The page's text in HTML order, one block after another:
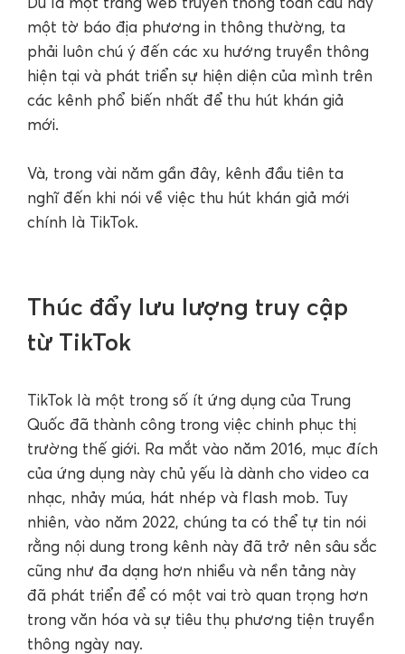
một tờ báo địa phương in thông thường, ta
phải luôn chú ý đến các xu hướng truyền thông
hiện tại và phát triển sự hiện diện của mình trên
các kênh phổ biến nhất để thu hút khán giả
mới.
Và, trong vài năm gần đây, kênh đầu tiên ta
nghĩ đến khi nói về việc thu hút khán giả mới
chính là TikTok.
Thúc đẩy lưu lượng truy cập
từ TikTok
TikTok là một trong số ít ứng dụng của Trung
Quốc đã thành công trong việc chinh phục thị
trường thế giới. Ra mắt vào năm 2016, mục đích
của ứng dụng này chủ yếu là dành cho video ca
nhạc, nhảy múa, hát nhép và flash mob. Tuy
nhiên, vào năm 2022, chúng ta có thể tự tin nói
rằng nội dung trong kênh này đã trở nên sâu sắc
cũng như đa dạng hơn nhiều và nền tảng này
đã phát triển để có một vai trò quan trọng hơn
trong văn hóa và sự tiêu thụ phương tiện truyền
thông ngày nay.